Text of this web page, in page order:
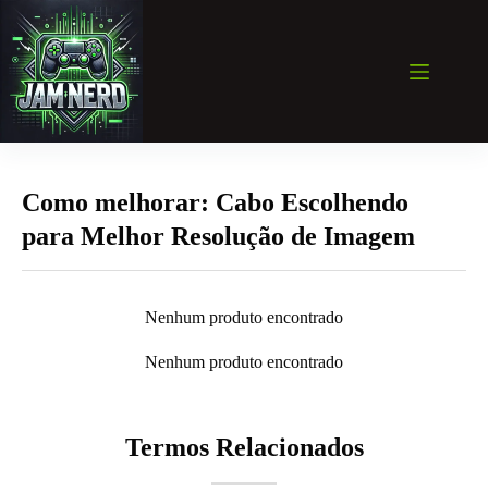
para
conteúdo
Como melhorar: Cabo Escolhendo
para Melhor Resolução de Imagem
Nenhum produto encontrado
Nenhum produto encontrado
Termos Relacionados